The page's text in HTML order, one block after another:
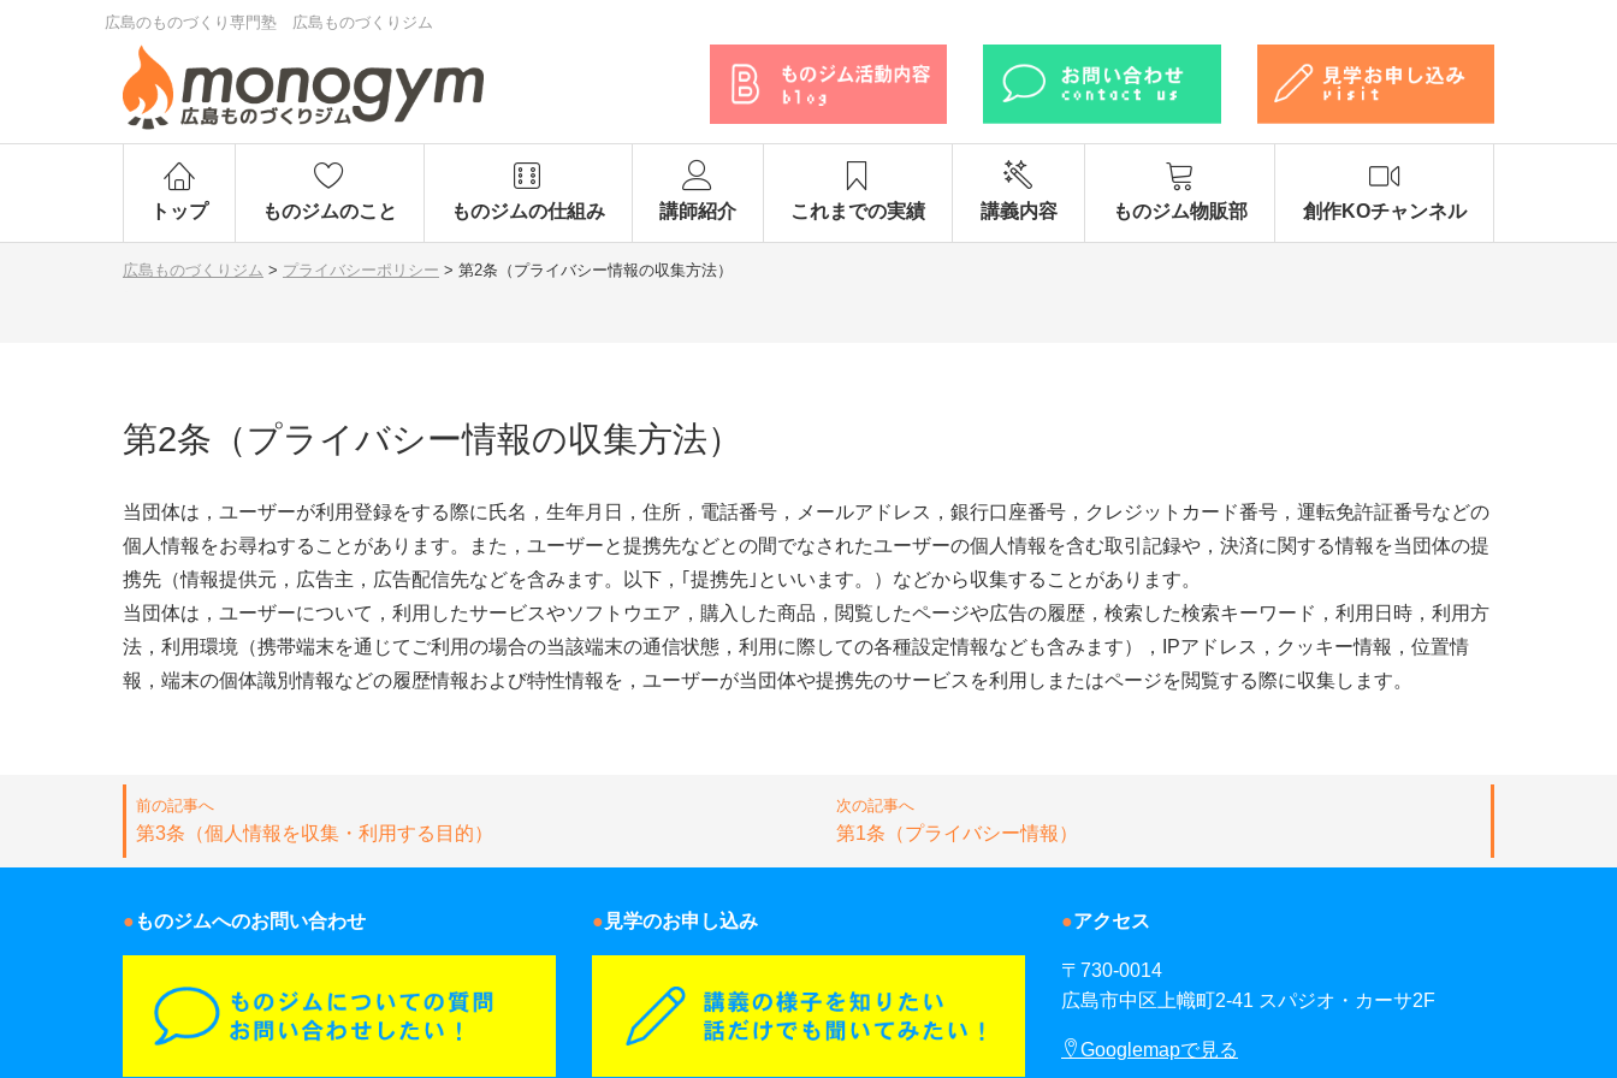
広島のものづくり専門塾 広島ものづくりジム
トップ ものジムのこと ものジムの仕組み 講師紹介 これまでの実績 講義内容 ものジム物販部 創作KOチャンネル
広島ものづくりジム > プライバシーポリシー > 第2条（プライバシー情報の収集方法）
第2条（プライバシー情報の収集方法）
当団体は，ユーザーが利用登録をする際に氏名，生年月日，住所，電話番号，メールアドレス，銀行口座番号，クレジットカード番号，運転免許証番号などの
個人情報をお尋ねすることがあります。また，ユーザーと提携先などとの間でなされたユーザーの個人情報を含む取引記録や，決済に関する情報を当団体の提
携先（情報提供元，広告主，広告配信先などを含みます。以下，｢提携先｣といいます。）などから収集することがあります。
当団体は，ユーザーについて，利用したサービスやソフトウエア，購入した商品，閲覧したページや広告の履歴，検索した検索キーワード，利用日時，利用方
法，利用環境（携帯端末を通じてご利用の場合の当該端末の通信状態，利用に際しての各種設定情報なども含みます），IPアドレス，クッキー情報，位置情
報，端末の個体識別情報などの履歴情報および特性情報を，ユーザーが当団体や提携先のサービスを利用しまたはページを閲覧する際に収集します。
前の記事へ
第3条（個人情報を収集・利用する目的）
次の記事へ
第1条（プライバシー情報）
ものジムへのお問い合わせ 見学のお申し込み アクセス
〒730-0014
広島市中区上幟町2-41 スパジオ・カーサ2F
Googlemapで見る